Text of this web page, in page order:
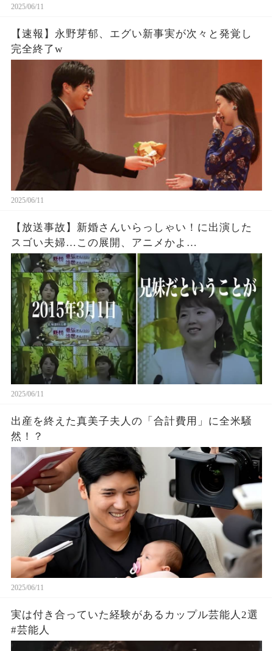
2025/06/11
【速報】永野芽郁、エグい新事実が次々と発覚し
完全終了w
2025/06/11
【放送事故】新婚さんいらっしゃい！に出演した
スゴい夫婦…この展開、アニメかよ…
2025/06/11
出産を終えた真美子夫人の「合計費用」に全米騒
然！？
2025/06/11
実は付き合っていた経験があるカップル芸能人2選
#芸能人